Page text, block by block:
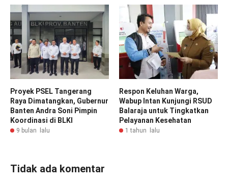
Proyek PSEL Tangerang
Raya Dimatangkan, Gubernur
Banten Andra Soni Pimpin
Koordinasi di BLKI
9 bulan lalu
Respon Keluhan Warga,
Wabup Intan Kunjungi RSUD
Balaraja untuk Tingkatkan
Pelayanan Kesehatan
1 tahun lalu
Tidak ada komentar